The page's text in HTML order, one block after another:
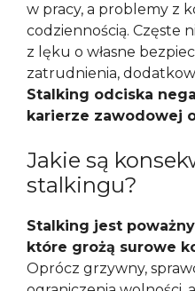
w pracy, a problemy z
codziennością. Częste
z lęku o własne
zatrudnienia,
Stalking odciska
karierze zawodowej
Jakie są
stalkingu?
Stalking jest
które grożą surowe
Oprócz grzywny,